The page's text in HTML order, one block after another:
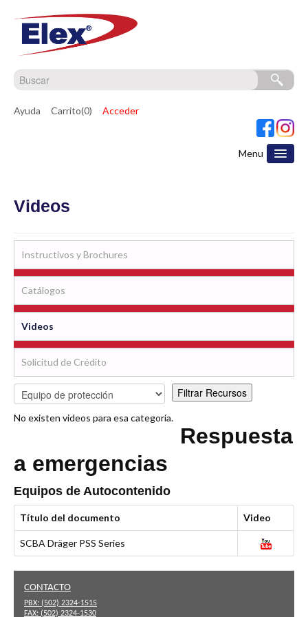
Ayuda Carrito(0) Acceder
Menu
Videos
Instructivos y Brochures
Catálogos
Videos
Solicitud de Crédito
No existen videos para esa categoría.
Respuesta
a emergencias
Equipos de Autocontenido
Título del documento Video
SCBA Dräger PSS Series
CONTACTO
PBX: (502) 2324-1515
FAX: (502) 2324-1530